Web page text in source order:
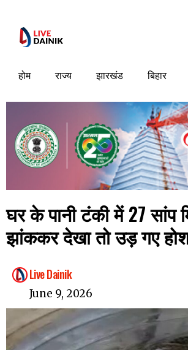
होम राज्य झारखंड बिहार
घर के पानी टंकी में 27 सांप
झांककर देखा तो उड़ गए
Live Dainik
June 9, 2026